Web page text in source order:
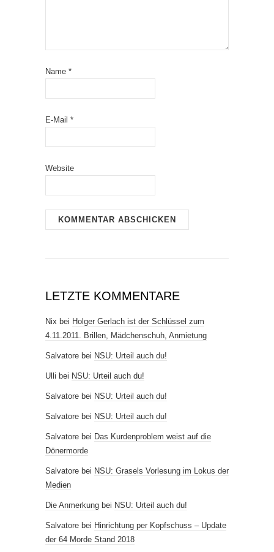
Name *
E-Mail *
Website
LETZTE KOMMENTARE
Nix bei Holger Gerlach ist der Schlüssel zum
4.11.2011. Brillen, Mädchenschuh, Anmietung
Salvatore bei NSU: Urteil auch du!
Ulli bei NSU: Urteil auch du!
Salvatore bei NSU: Urteil auch du!
Salvatore bei NSU: Urteil auch du!
Salvatore bei Das Kurdenproblem weist auf die
Dönermorde
Salvatore bei NSU: Grasels Vorlesung im Lokus der
Medien
Die Anmerkung bei NSU: Urteil auch du!
Salvatore bei Hinrichtung per Kopfschuss – Update
der 64 Morde Stand 2018